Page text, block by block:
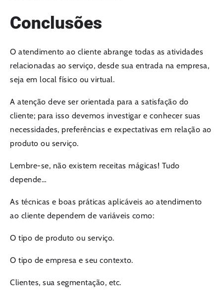
Conclusões
O atendimento ao cliente abrange todas as atividades
relacionadas ao serviço, desde sua entrada na empresa,
seja em local físico ou virtual.
A atenção deve ser orientada para a satisfação do
cliente; para isso devemos investigar e conhecer suas
necessidades, preferências e expectativas em relação ao
produto ou serviço.
Lembre-se, não existem receitas mágicas! Tudo
depende…
As técnicas e boas práticas aplicáveis ​​ao atendimento
ao cliente dependem de variáveis ​​como:
O tipo de produto ou serviço.
O tipo de empresa e seu contexto.
Clientes, sua segmentação, etc.